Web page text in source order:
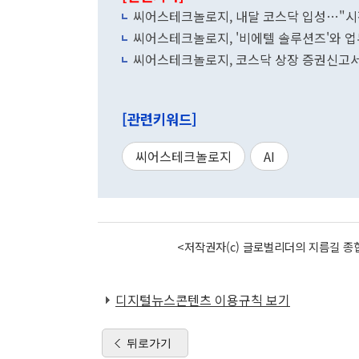
씨어스테크놀로지, 내달 코스닥 입성…"
씨어스테크놀로지, '비에텔 솔루션즈'와
씨어스테크놀로지, 코스닥 상장 증권신고
[관련키워드]
씨어스테크놀로지 AI
<저작권자(c) 글로벌리더의 지름길
디지털뉴스콘텐츠 이용규칙 보기
뒤로가기